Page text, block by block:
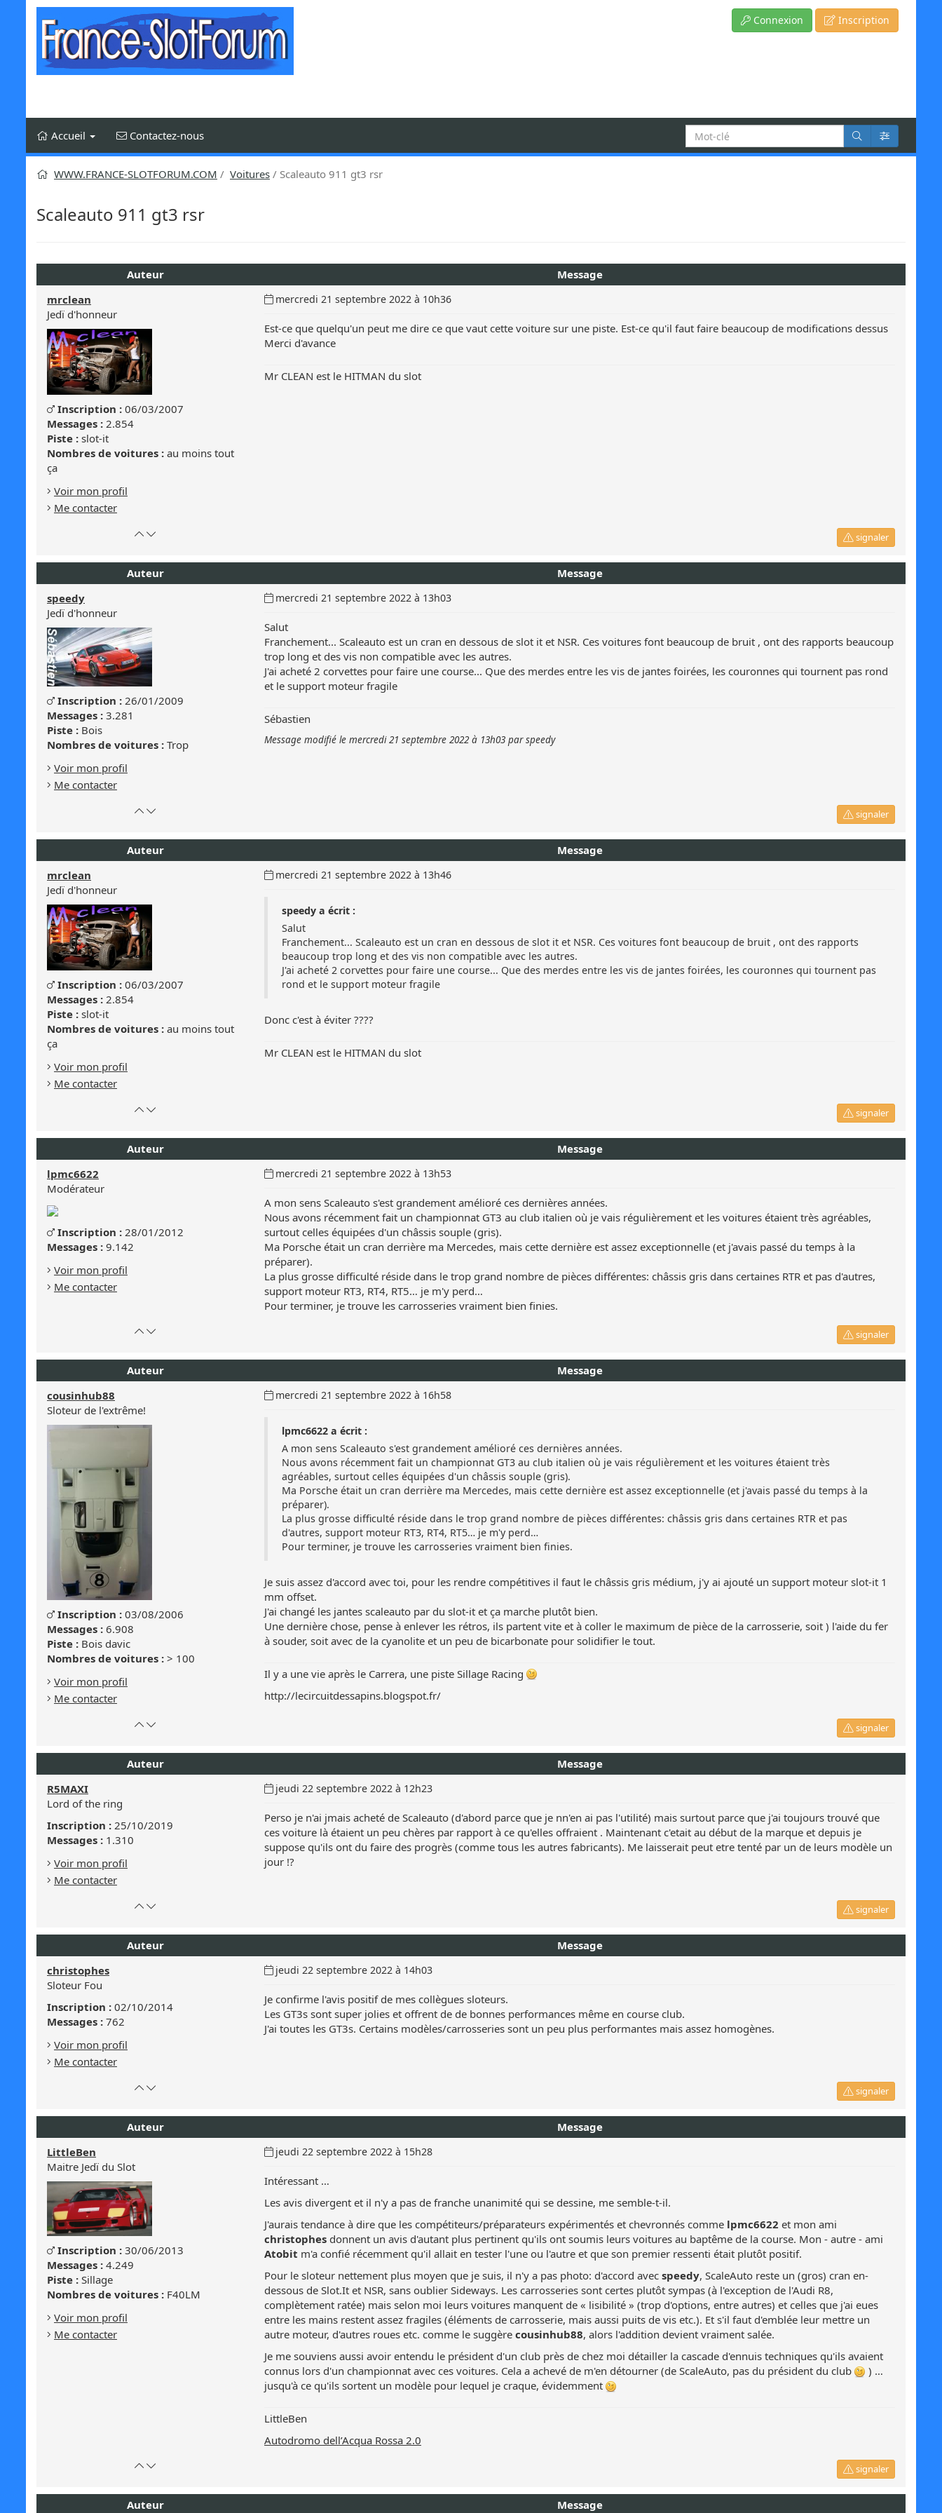
Connexion Inscription
Accueil Contactez-nous
Recherche
:
WWW.FRANCE-SLOTFORUM.COM
Voitures Scaleauto 911 gt3 rsr
Scaleauto 911 gt3 rsr
Auteur
Message
mrclean
Jedï d'honneur
Genre
:
Masculin
Masculin
Inscription : 06/03/2007
Messages : 2.854
Piste : slot-it
Nombres de voitures : au moins tout
ça
Voir mon profil
Me contacter
Date
message
:
mercredi 21 septembre 2022 à 10h36
Est-ce que quelqu'un peut me dire ce que vaut cette voiture sur une piste. Est-ce qu'il faut faire beaucoup de modifications dessus
Merci d'avance
Mr CLEAN est le HITMAN du slot
signaler
Retour
haut
de
Atteindre
bas
de
Auteur
Message
speedy
Jedï d'honneur
Genre
:
Masculin
Masculin
Inscription : 26/01/2009
Messages : 3.281
Piste : Bois
Nombres de voitures : Trop
Voir mon profil
Me contacter
Date
message
:
mercredi 21 septembre 2022 à 13h03
Salut
Franchement... Scaleauto est un cran en dessous de slot it et NSR. Ces voitures font beaucoup de bruit , ont des rapports beaucoup
trop long et des vis non compatible avec les autres.
J'ai acheté 2 corvettes pour faire une course... Que des merdes entre les vis de jantes foirées, les couronnes qui tournent pas rond
et le support moteur fragile
Sébastien
Message modifié le mercredi 21 septembre 2022 à 13h03 par speedy
signaler
Retour
haut
de
Atteindre
bas
de
Auteur
Message
mrclean
Jedï d'honneur
Genre
:
Masculin
Masculin
Inscription : 06/03/2007
Messages : 2.854
Piste : slot-it
Nombres de voitures : au moins tout
ça
Voir mon profil
Me contacter
Date
mercredi 21 septembre 2022 à 13h46
speedy a écrit :
Salut
Franchement... Scaleauto est un cran en dessous de slot it et NSR. Ces voitures font beaucoup de bruit , ont des rapports
beaucoup trop long et des vis non compatible avec les autres.
J'ai acheté 2 corvettes pour faire une course... Que des merdes entre les vis de jantes foirées, les couronnes qui tournent pas
rond et le support moteur fragile
Donc c'est à éviter ????
Mr CLEAN est le HITMAN du slot
signaler
Retour
haut
de
Atteindre
bas
de
Auteur
Message
lpmc6622
Modérateur
Genre
:
Masculin
Inscription : 28/01/2012
Messages : 9.142
Voir mon profil
Me contacter
Date
message
:
mercredi 21 septembre 2022 à 13h53
A mon sens Scaleauto s'est grandement amélioré ces dernières années.
Nous avons récemment fait un championnat GT3 au club italien où je vais régulièrement et les voitures étaient très agréables,
surtout celles équipées d'un châssis souple (gris).
Ma Porsche était un cran derrière ma Mercedes, mais cette dernière est assez exceptionnelle (et j'avais passé du temps à la
préparer).
La plus grosse difficulté réside dans le trop grand nombre de pièces différentes: châssis gris dans certaines RTR et pas d'autres,
support moteur RT3, RT4, RT5… je m'y perd…
Pour terminer, je trouve les carrosseries vraiment bien finies.
signaler
Retour
haut
de
Atteindre
bas
de
Auteur
Message
cousinhub88
Sloteur de l'extrême!
Genre
:
Masculin
Masculin
Inscription : 03/08/2006
Messages : 6.908
Piste : Bois davic
Nombres de voitures : > 100
Voir mon profil
Me contacter
Date
mercredi 21 septembre 2022 à 16h58
lpmc6622 a écrit :
A mon sens Scaleauto s'est grandement amélioré ces dernières années.
Nous avons récemment fait un championnat GT3 au club italien où je vais régulièrement et les voitures étaient très
agréables, surtout celles équipées d'un châssis souple (gris).
Ma Porsche était un cran derrière ma Mercedes, mais cette dernière est assez exceptionnelle (et j'avais passé du temps à la
préparer).
La plus grosse difficulté réside dans le trop grand nombre de pièces différentes: châssis gris dans certaines RTR et pas
d'autres, support moteur RT3, RT4, RT5… je m'y perd…
Pour terminer, je trouve les carrosseries vraiment bien finies.
Je suis assez d'accord avec toi, pour les rendre compétitives il faut le châssis gris médium, j'y ai ajouté un support moteur slot-it 1
mm offset.
J'ai changé les jantes scaleauto par du slot-it et ça marche plutôt bien.
Une dernière chose, pense à enlever les rétros, ils partent vite et à coller le maximum de pièce de la carrosserie, soit ) l'aide du fer
à souder, soit avec de la cyanolite et un peu de bicarbonate pour solidifier le tout.
Il y a une vie après le Carrera, une piste Sillage Racing
http://lecircuitdessapins.blogspot.fr/
signaler
Retour
haut
de
Atteindre
bas
de
Auteur
Message
R5MAXI
Lord of the ring
Inscription : 25/10/2019
Messages : 1.310
Voir mon profil
Me contacter
Date
message
:
jeudi 22 septembre 2022 à 12h23
Perso je n'ai jmais acheté de Scaleauto (d'abord parce que je nn'en ai pas l'utilité) mais surtout parce que j'ai toujours trouvé que
ces voiture là étaient un peu chères par rapport à ce qu'elles offraient . Maintenant c'etait au début de la marque et depuis je
suppose qu'ils ont du faire des progrès (comme tous les autres fabricants). Me laisserait peut etre tenté par un de leurs modèle un
jour !?
signaler
Retour
haut
de
Atteindre
bas
de
Auteur
Message
christophes
Sloteur Fou
Inscription : 02/10/2014
Messages : 762
Voir mon profil
Me contacter
Date
message
:
jeudi 22 septembre 2022 à 14h03
Je confirme l'avis positif de mes collègues sloteurs.
Les GT3s sont super jolies et offrent de de bonnes performances même en course club.
J'ai toutes les GT3s. Certains modèles/carrosseries sont un peu plus performantes mais assez homogènes.
signaler
Retour
haut
de
Atteindre
bas
de
Auteur
Message
LittleBen
Maitre Jedï du Slot
Genre
:
Masculin
Masculin
Inscription : 30/06/2013
Messages : 4.249
Piste : Sillage
Nombres de voitures : F40LM
Voir mon profil
Me contacter
Date
message
jeudi 22 septembre 2022 à 15h28
Intéressant …
Les avis divergent et il n'y a pas de franche unanimité qui se dessine, me semble-t-il.
J'aurais tendance à dire que les compétiteurs/préparateurs expérimentés et chevronnés comme lpmc6622 et mon ami
christophes donnent un avis d'autant plus pertinent qu'ils ont soumis leurs voitures au baptême de la course. Mon - autre - ami
Atobit m'a confié récemment qu'il allait en tester l'une ou l'autre et que son premier ressenti était plutôt positif.
Pour le sloteur nettement plus moyen que je suis, il n'y a pas photo: d'accord avec speedy, ScaleAuto reste un (gros) cran en-
dessous de Slot.It et NSR, sans oublier Sideways. Les carrosseries sont certes plutôt sympas (à l'exception de l'Audi R8,
complètement ratée) mais selon moi leurs voitures manquent de « lisibilité » (trop d'options, entre autres) et celles que j'ai eues
entre les mains restent assez fragiles (éléments de carrosserie, mais aussi puits de vis etc.). Et s'il faut d'emblée leur mettre un
autre moteur, d'autres roues etc. comme le suggère cousinhub88, alors l'addition devient vraiment salée.
Je me souviens aussi avoir entendu le président d'un club près de chez moi détailler la cascade d'ennuis techniques qu'ils avaient
connus lors d'un championnat avec ces voitures. Cela a achevé de m'en détourner (de ScaleAuto, pas du président du club
) …
jusqu'à ce qu'ils sortent un modèle pour lequel je craque, évidemment
LittleBen
Autodromo dell’Acqua Rossa 2.0
signaler
Retour
haut
de
Atteindre
bas
de
Auteur Message